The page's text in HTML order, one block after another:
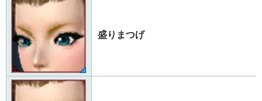
盛りまつげ